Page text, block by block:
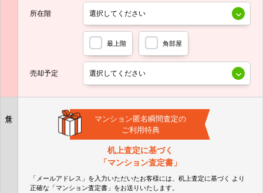
所在階
最上階 角部屋
売却予定
マンション匿名瞬間査定の
ご利用特典
机上査定に基づく
「マンション査定書」
「メールアドレス」を入力いただいたお客様には、机上査定に基づく
より
正確な 「マンション査定書」 をお送りいたします。